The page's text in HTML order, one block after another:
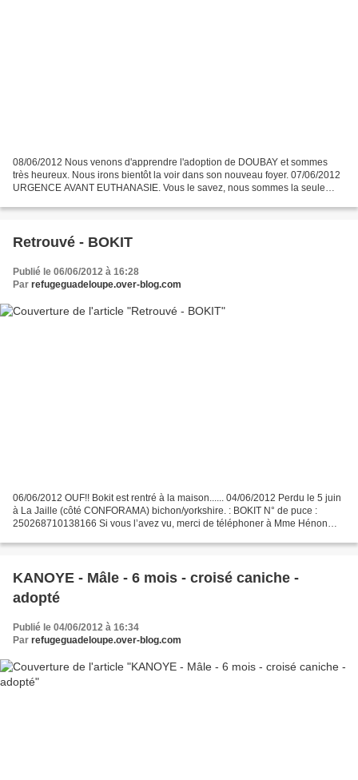
08/06/2012 Nous venons d'apprendre l'adoption de DOUBAY et sommes
très heureux. Nous irons bientôt la voir dans son nouveau foyer. 07/06/2012
URGENCE AVANT EUTHANASIE. Vous le savez, nous sommes la seule
Retrouvé - BOKIT
Publié le 06/06/2012 à 16:28
Par refugeguadeloupe.over-blog.com
06/06/2012 OUF!! Bokit est rentré à la maison...... 04/06/2012 Perdu le 5 juin
à La Jaille (côté CONFORAMA) bichon/yorkshire. : BOKIT N° de puce :
250268710138166 Si vous l’avez vu, merci de téléphoner à Mme Hénon
KANOYE - Mâle - 6 mois - croisé caniche -
adopté
Publié le 04/06/2012 à 16:34
Par refugeguadeloupe.over-blog.com